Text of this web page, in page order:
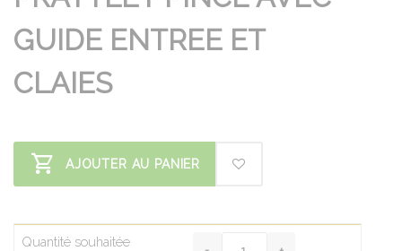
GUIDE ENTREE ET
CLAIES
AJOUTER AU PANIER
Quantité souhaitée